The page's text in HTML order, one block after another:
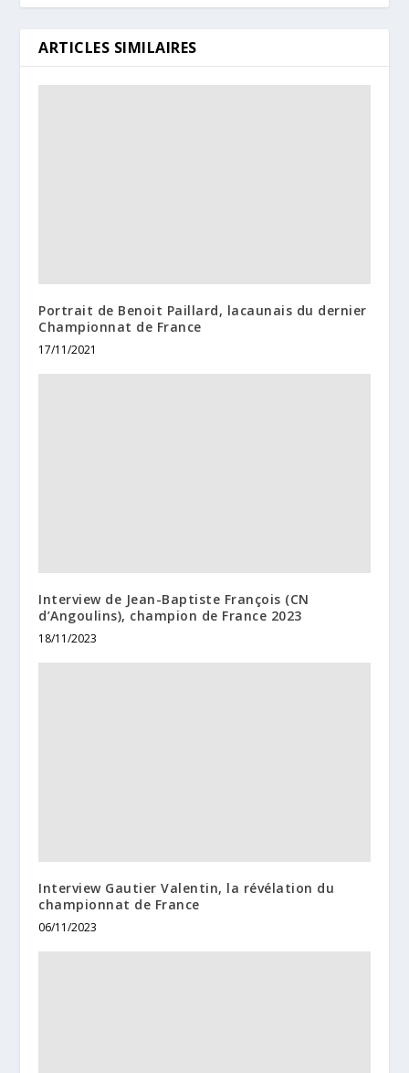
ARTICLES SIMILAIRES
Portrait de Benoit Paillard, lacaunais du dernier
Championnat de France
17/11/2021
Interview de Jean-Baptiste François (CN
d’Angoulins), champion de France 2023
18/11/2023
Interview Gautier Valentin, la révélation du
championnat de France
06/11/2023